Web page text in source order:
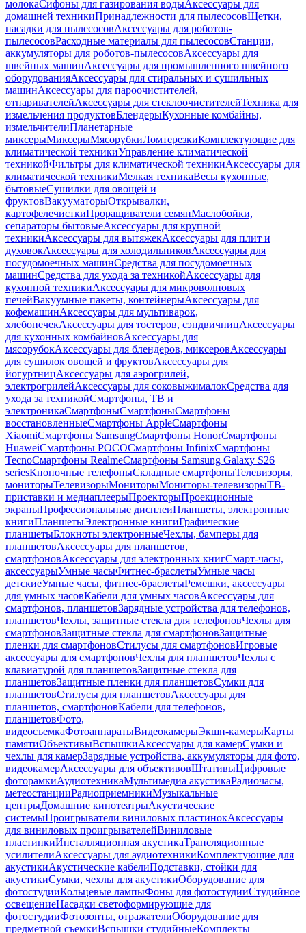
молокаСифоны для газирования водыАксессуары для
домашней техникиПринадлежности для пылесосовЩетки,
насадки для пылесосовАксессуары для роботов-
пылесосовРасходные материалы для пылесосовСтанции,
аккумуляторы для роботов-пылесосовАксессуары для
швейных машинАксессуары для промышленного швейного
оборудованияАксессуары для стиральных и сушильных
машинАксессуары для пароочистителей,
отпаривателейАксессуары для стеклоочистителейТехника для
измельчения продуктовБлендерыКухонные комбайны,
измельчителиПланетарные
миксерыМиксерыМясорубкиЛомтерезкиКомплектующие для
климатической техникиУправление климатической
техникойФильтры для климатической техникиАксессуары для
климатической техникиМелкая техникаВесы кухонные,
бытовыеСушилки для овощей и
фруктовВакууматорыОткрывалки,
картофелечисткиПроращиватели семянМаслобойки,
сепараторы бытовыеАксессуары для крупной
техникиАксессуары для вытяжекАксессуары для плит и
духовокАксессуары для холодильниковАксессуары для
посудомоечных машинСредства для посудомоечных
машинСредства для ухода за техникойАксессуары для
кухонной техникиАксессуары для микроволновых
печейВакуумные пакеты, контейнерыАксессуары для
кофемашинАксессуары для мультиварок,
хлебопечекАксессуары для тостеров, сэндвичницАксессуары
для кухонных комбайновАксессуары для
мясорубокАксессуары для блендеров, миксеровАксессуары
для сушилок овощей и фруктовАксессуары для
йогуртницАксессуары для аэрогрилей,
электрогрилейАксессуары для соковыжималокСредства для
ухода за техникойСмартфоны, ТВ и
электроникаСмартфоныСмартфоныСмартфоны
восстановленныеСмартфоны AppleСмартфоны
XiaomiСмартфоны SamsungСмартфоны HonorСмартфоны
HuaweiСмартфоны POCOСмартфоны InfinixСмартфоны
TecnoСмартфоны RealmeСмартфоны Samsung Galaxy S26
seriesКнопочные телефоныСкладные смартфоныТелевизоры,
мониторыТелевизорыМониторыМониторы-телевизорыТВ-
приставки и медиаплеерыПроекторыПроекционные
экраныПрофессиональные дисплеиПланшеты, электронные
книгиПланшетыЭлектронные книгиГрафические
планшетыБлокноты электронныеЧехлы, бамперы для
планшетовАксессуары для планшетов,
смартфоновАксессуары для электронных книгСмарт-часы,
аксессуарыУмные часыФитнес-браслетыУмные часы
детскиеУмные часы, фитнес-браслетыРемешки, аксессуары
для умных часовКабели для умных часовАксессуары для
смартфонов, планшетовЗарядные устройства для телефонов,
планшетовЧехлы, защитные стекла для телефоновЧехлы для
смартфоновЗащитные стекла для смартфоновЗащитные
пленки для смартфоновСтилусы для смартфоновИгровые
аксессуары для смартфоновЧехлы для планшетовЧехлы с
клавиатурой для планшетовЗащитные стекла для
планшетовЗащитные пленки для планшетовСумки для
планшетовСтилусы для планшетовАксессуары для
планшетов, смартфоновКабели для телефонов,
планшетовФото,
видеосъемкаФотоаппаратыВидеокамерыЭкшн-камерыКарты
памятиОбъективыВспышкиАксессуары для камерСумки и
чехлы для камерЗарядные устройства, аккумуляторы для фото,
видеокамерАксессуары для объективовШтативыЦифровые
фоторамкиАудиотехникаМультимедиа акустикаРадиочасы,
метеостанцииРадиоприемникиМузыкальные
центрыДомашние кинотеатрыАкустические
системыПроигрыватели виниловых пластинокАксессуары
для виниловых проигрывателейВиниловые
пластинкиИнсталляционная акустикаТрансляционные
усилителиАксессуары для аудиотехникиКомплектующие для
акустикиАкустические кабелиПодставки, стойки для
акустикиСумки, чехлы для акустикиОборудование для
фотостудииКольцевые лампыФоны для фотостудииСтудийное
освещениеНасадки светоформирующие для
фотостудииФотозонты, отражателиОборудование для
предметной съемкиВспышки студийныеКомплекты